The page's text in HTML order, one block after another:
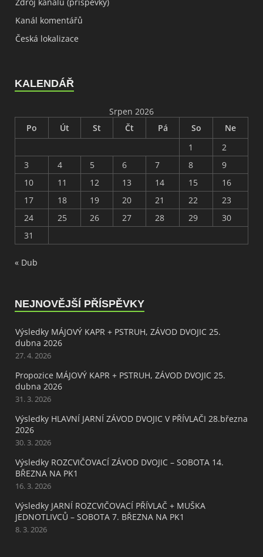
Kanál komentářů
Česká lokalizace
KALENDÁŘ
Srpen 2026
Po
Út St Čt Pá So
Ne
1
2
3
4 5 6 7 8
9
10
11 12 13 14 15
16
17
18 19 20 21 22
23
24
25 26 27 28 29
30
31
« Dub
NEJNOVĚJŠÍ PŘÍSPĚVKY
Výsledky MÁJOVÝ KAPR + PSTRUH, ZÁVOD DVOJIC 25.
dubna 2026
27. 4. 2026
Propozice MÁJOVÝ KAPR + PSTRUH, ZÁVOD DVOJIC 25.
dubna 2026
31. 3. 2026
Výsledky HLAVNÍ JARNÍ ZÁVOD DVOJIC V PŘÍVLAČI 28.března
2026
30. 3. 2026
Výsledky ROZCVIČOVACÍ ZÁVOD DVOJIC – SOBOTA 14.
BŘEZNA NA PK1
16. 3. 2026
Výsledky JARNÍ ROZCVIČOVACÍ PŘÍVLAČ + MUŠKA
JEDNOTLIVCŮ – SOBOTA 7. BŘEZNA NA PK1
8. 3. 2026